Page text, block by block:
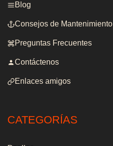
Blog
Consejos de Mantenimiento
Preguntas Frecuentes
Contáctenos
Enlaces amigos
CATEGORÍAS